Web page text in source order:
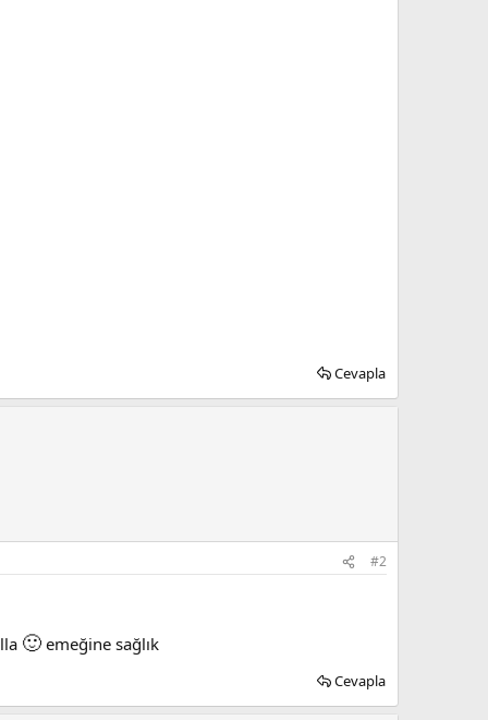
Cevapla
#2
🙂 emeğine sağlık
Cevapla